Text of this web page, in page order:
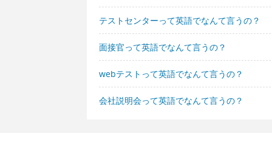
テストセンターって英語でなんて言うの？
面接官って英語でなんて言うの？
webテストって英語でなんて言うの？
会社説明会って英語でなんて言うの？